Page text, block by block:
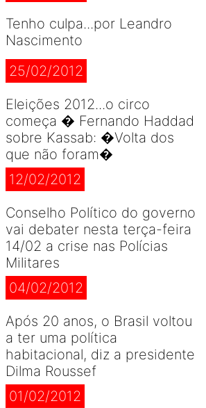
Tenho culpa...por Leandro
Nascimento
25/02/2012
Eleições 2012...o circo
começa � Fernando Haddad
sobre Kassab: �Volta dos
que não foram�
12/02/2012
Conselho Político do governo
vai debater nesta terça-feira
14/02 a crise nas Polícias
Militares
04/02/2012
Após 20 anos, o Brasil voltou
a ter uma política
habitacional, diz a presidente
Dilma Roussef
01/02/2012